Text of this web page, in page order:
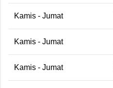
Kamis - Jumat
Kamis - Jumat
Kamis - Jumat